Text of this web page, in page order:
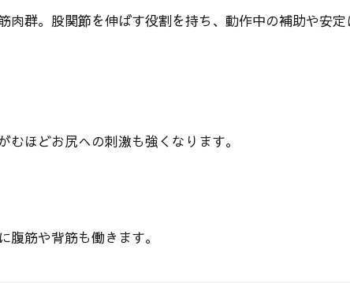
肉群。股関節を伸ばす役割を持ち、動作中の補助や安定
ほどお尻への刺激も強くなります。
筋や背筋も働きます。